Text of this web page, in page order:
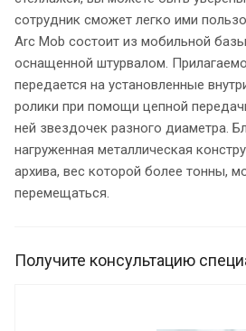
сотрудник сможет легко ими
Arc Mob состоит из мобильной
оснащенной штурвалом.
передается на установленные
ролики при помощи цепной
ней звездочек разного диаметра.
нагруженная металлическая
архива, вес которой более тонны,
перемещаться.
Получите консультацию